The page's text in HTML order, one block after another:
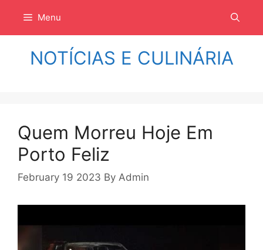
isi
Menu
NOTÍCIAS E CULINÁRIA
Quem Morreu Hoje Em
Porto Feliz
February 19 2023 By Admin